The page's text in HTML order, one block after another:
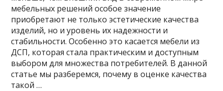
мебельных решений особое значение
приобретают не только эстетические качества
изделий, но и уровень их надежности и
стабильности. Особенно это касается мебели из
ДСП, которая стала практическим и доступным
выбором для множества потребителей. В данной
статье мы разберемся, почему в оценке качества
такой …